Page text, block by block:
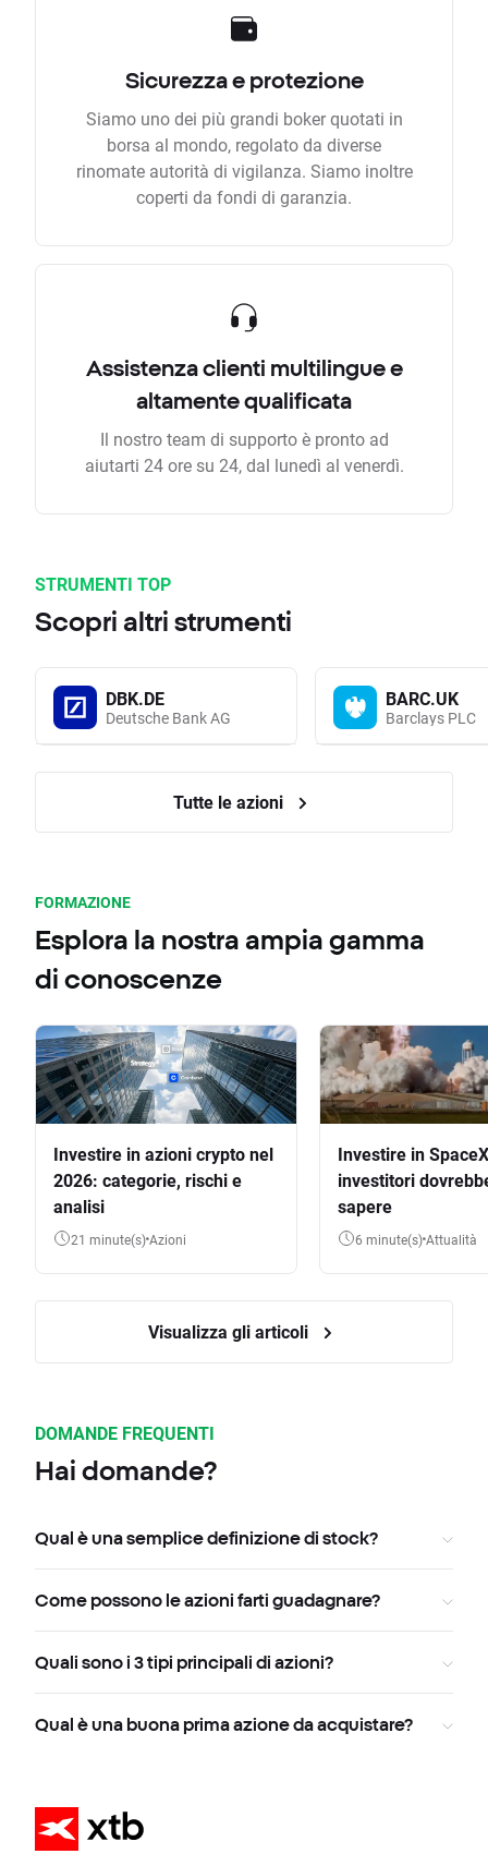
Sicurezza e protezione
Siamo uno dei più grandi boker quotati in
borsa al mondo, regolato da diverse
rinomate autorità di vigilanza. Siamo inoltre
coperti da fondi di garanzia.
Assistenza clienti multilingue e
altamente qualificata
Il nostro team di supporto è pronto ad
aiutarti 24 ore su 24, dal lunedì al venerdì.
STRUMENTI TOP
Scopri altri strumenti
DBK.DE
Deutsche Bank AG
BARC.UK
Barclays PLC
Tutte le azioni
FORMAZIONE
Esplora la nostra ampia gamma
di conoscenze
Investire in azioni crypto nel
2026: categorie, rischi e
analisi
21 minute(s) Azioni
Investire in
investitori
sapere
6 minute(s) Attualità
Visualizza gli articoli
DOMANDE FREQUENTI
Hai domande?
Qual è una semplice definizione di stock?
Come possono le azioni farti guadagnare?
Quali sono i 3 tipi principali di azioni?
Qual è una buona prima azione da acquistare?